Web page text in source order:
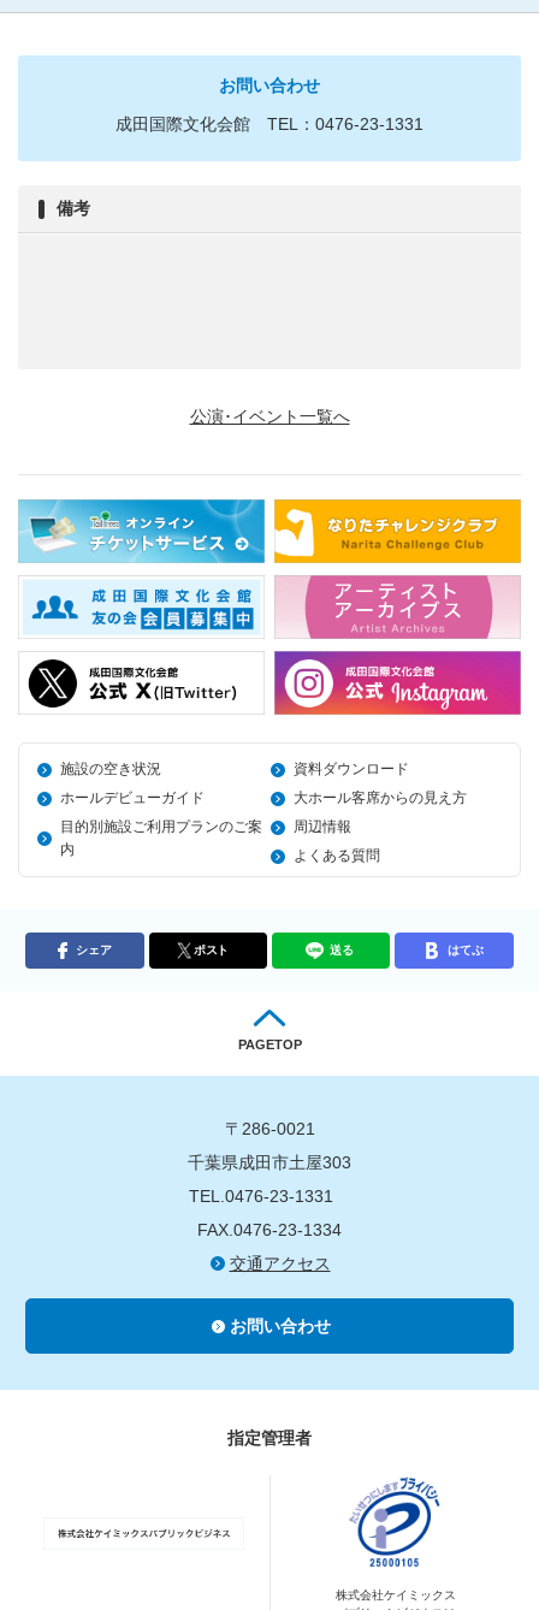
お問い合わせ
成田国際文化会館 TEL：0476-23-1331
備考
公演･イベント一覧へ
施設の空き状況
資料ダウンロード
ホールデビューガイド
大ホール客席からの見え方
目的別施設ご利用プランのご案
内
周辺情報
よくある質問
シェア ポスト 送る はてぶ
PAGETOP
〒286-0021
千葉県成田市土屋303
TEL.0476-23-1331
FAX.0476-23-1334
交通アクセス
お問い合わせ
指定管理者
株式会社ケイミックス